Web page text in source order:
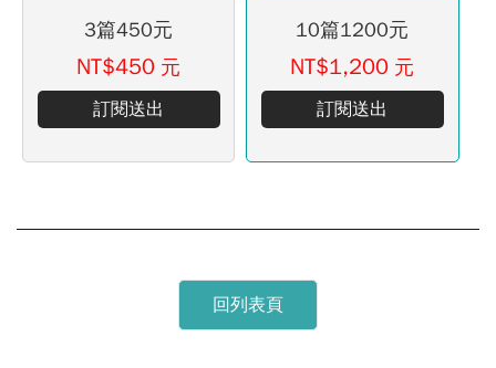
3篇450元
NT$450 元
訂閱送出
10篇1200元
NT$1,200 元
訂閱送出
回列表頁